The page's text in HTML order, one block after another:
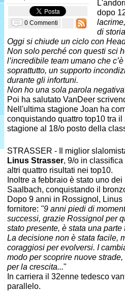
0 Commenti
dopo
di
Oggi si chiude un ciclo con
Non solo perché con questi sci
l’incredibile team umano che
soprattutto, un supporto
durante gli infortuni.
Non ho una sola parola negativa
Poi ha salutato VanDeer
Nell'ultima stagione Joan ha
conquistando quattro top10 tra
stagione al 18/o posto della
STRASSER - Il miglior
Linus Strasser, 9/o in
altri quattro risultati nei top10.
Inoltre a febbraio è stato uno
Saalbach, conquistando il
Dopo 9 anni in Rossignol,
fornitore: "9 anni piedi di
successi, grazie Rossignol per
stato presente, è stata una
La decisione non è stata facile,
coraggiosi per evolversi. I
modo per scoprire nuove
per la crescita..."
In carriera il 32enne tedesco
parallelo.